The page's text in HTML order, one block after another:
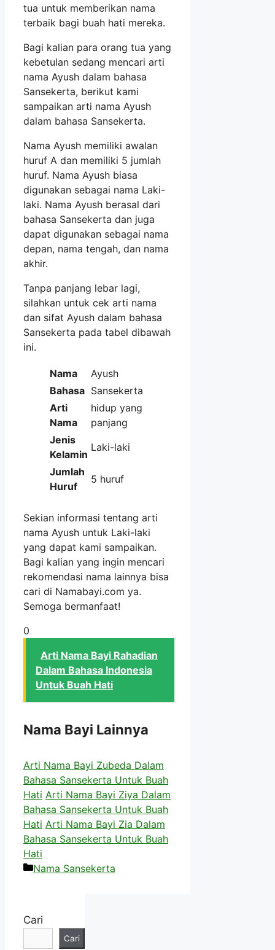
tua untuk memberikan nama
terbaik bagi buah hati mereka.
Bagi kalian para orang tua yang
kebetulan sedang mencari arti
nama Ayush dalam bahasa
Sansekerta, berikut kami
sampaikan arti nama Ayush
dalam bahasa Sansekerta.
Nama Ayush memiliki awalan
huruf A dan memiliki 5 jumlah
huruf. Nama Ayush biasa
digunakan sebagai nama Laki-
laki. Nama Ayush berasal dari
bahasa Sansekerta dan juga
dapat digunakan sebagai nama
depan, nama tengah, dan nama
akhir.
Tanpa panjang lebar lagi,
silahkan untuk cek arti nama
dan sifat Ayush dalam bahasa
Sansekerta pada tabel dibawah
ini.
Nama
Ayush
Bahasa Sansekerta
Arti
Nama
hidup yang
panjang
Jenis
Kelamin
Laki-laki
Jumlah
Huruf
5 huruf
Sekian informasi tentang arti
nama Ayush untuk Laki-laki
yang dapat kami sampaikan.
Bagi kalian yang ingin mencari
rekomendasi nama lainnya bisa
cari di Namabayi.com ya.
Semoga bermanfaat!
0
Arti Nama Bayi Rahadian
Dalam Bahasa Indonesia
Untuk Buah Hati
Nama Bayi Lainnya
Arti Nama Bayi Zubeda Dalam
Bahasa Sansekerta Untuk Buah
Hati Arti Nama Bayi Ziya Dalam
Bahasa Sansekerta Untuk Buah
Hati Arti Nama Bayi Zia Dalam
Bahasa Sansekerta Untuk Buah
Hati
Kategori
Nama Sansekerta
Cari
Cari